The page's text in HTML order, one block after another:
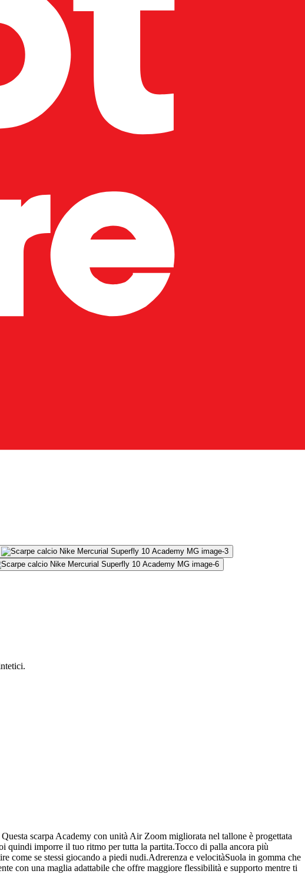
scarpa Academy con unità Air Zoom migliorata nel tallone è progettata
quindi imporre il tuo ritmo per tutta la partita.Tocco di palla ancora più
come se stessi giocando a piedi nudi.Adrerenza e velocitàSuola in gomma che
con una maglia adattabile che offre maggiore flessibilità e supporto mentre ti